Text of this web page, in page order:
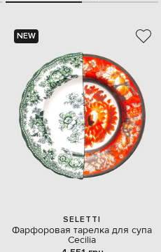
NEW
SELETTI
Фарфоровая тарелка для супа
Cecilia